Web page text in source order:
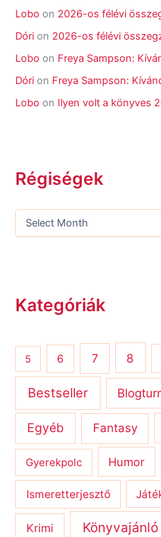
Lobo on 2026-os félévi
Dóri on 2026-os félévi
Lobo on Freya Sampson:
Dóri on Freya Sampson:
Lobo on Ilyen volt a könyves
Régiségek
Kategóriák
5 6 7 8
Bestseller
Egyéb Fantasy
Gyerekpolc Humor
Ismeretterjesztő
Krimi Könyvajánló